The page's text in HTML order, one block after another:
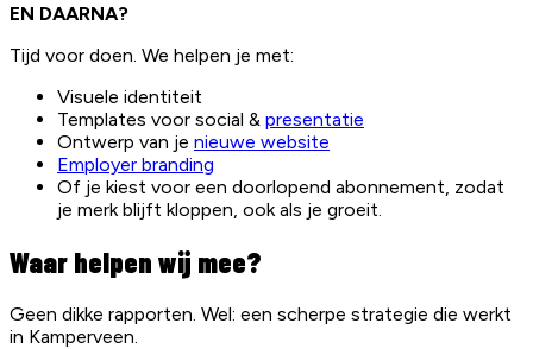
EN DAARNA?
Tijd voor doen. We helpen je met:
Visuele identiteit
Templates voor social & presentatie
Ontwerp van je nieuwe website
Employer branding
Of je kiest voor een doorlopend abonnement, zodat
je merk blijft kloppen, ook als je groeit.
Waar helpen wij mee?
Geen dikke rapporten. Wel: een scherpe strategie die werkt
in Kamperveen